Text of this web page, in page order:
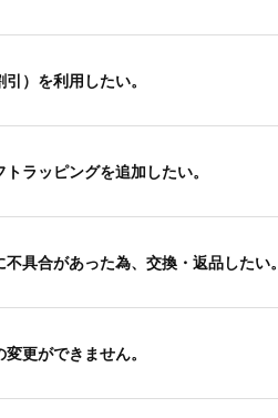
）を利用したい。
ラッピングを追加したい。
不具合があった為、交換・返品したい。
更ができません。